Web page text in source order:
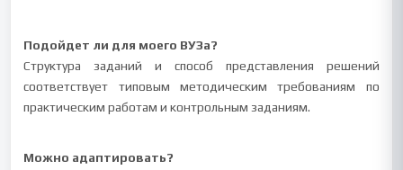
Подойдет ли для моего ВУЗа?
Структура заданий и способ представления решений
соответствует типовым методическим требованиям по
практическим работам и контрольным заданиям.
Можно адаптировать?